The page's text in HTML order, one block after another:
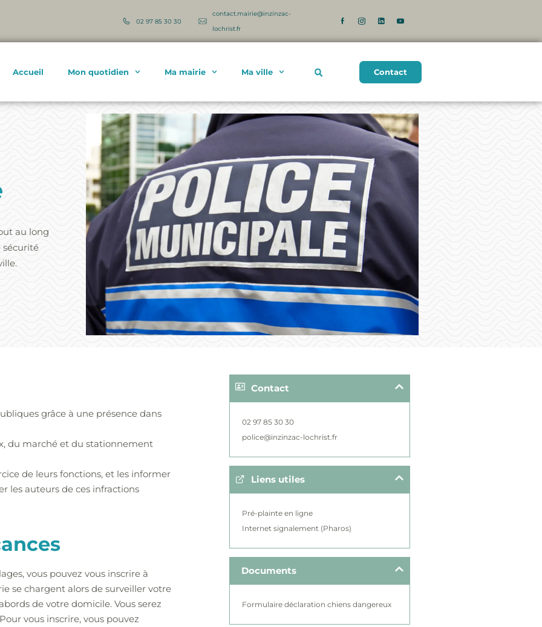
02 97 85 30 30
contact.mairie@inzinzac-
lochrist.fr
Accueil Mon quotidien Ma mairie Ma ville Contact
au long
sécurité
grâce à une présence dans
du marché et du stationnement
de leurs fonctions, et les informer
les auteurs de ces infractions
vous pouvez vous inscrire à
se chargent alors de surveiller votre
de votre domicile. Vous serez
vous inscrire, vous pouvez
Contact
02 97 85 30 30
police@inzinzac-lochrist.fr
Liens utiles
Pré-plainte en ligne
Internet signalement (Pharos)
Documents
Formulaire déclaration chiens dangereux